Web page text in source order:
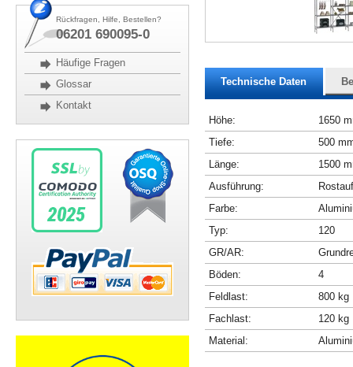
Rückfragen, Hilfe, Bestellen?
06201 690095-0
Häufige Fragen
Glossar
Kontakt
Technische Daten
Höhe:
1650
Tiefe:
500
Länge:
1500
Ausführung:
Farbe:
Typ:
120
GR/AR:
Böden:
4
Feldlast:
800 kg
Fachlast:
120 kg
Material: